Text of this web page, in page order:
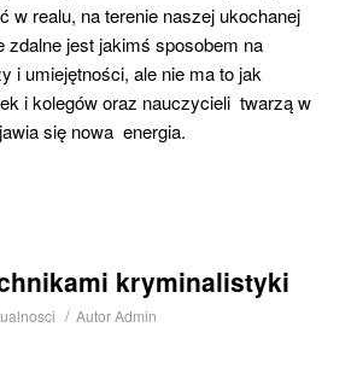
w realu, na terenie naszej ukochanej
zdalne jest jakimś sposobem na
i umiejętności, ale nie ma to jak
i kolegów oraz nauczycieli twarzą w
się nowa energia.
kryminalistyki
/ AutorAdmin